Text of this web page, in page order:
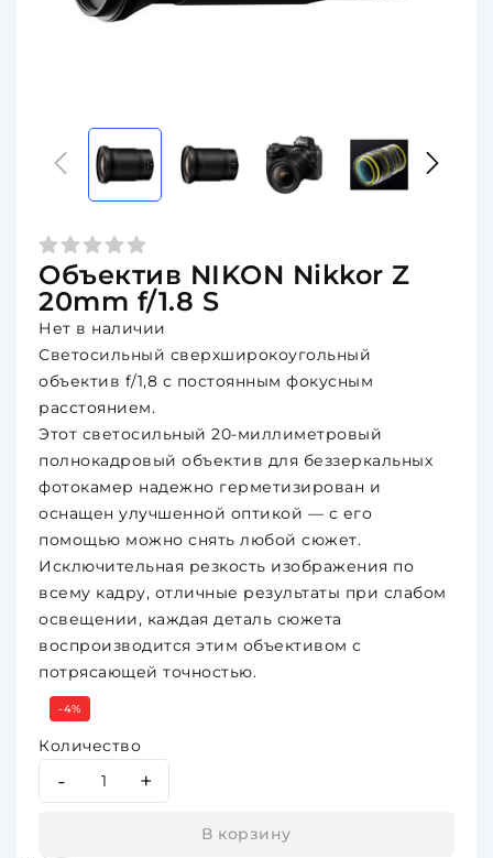
Объектив NIKON Nikkor Z
20mm f/1.8 S
Нет в наличии
Светосильный сверхширокоугольный
объектив f/1,8 с постоянным фокусным
расстоянием.
Этот светосильный 20-миллиметровый
полнокадровый объектив для беззеркальных
фотокамер надежно герметизирован и
оснащен улучшенной оптикой — с его
помощью можно снять любой сюжет.
Исключительная резкость изображения по
всему кадру, отличные результаты при слабом
освещении, каждая деталь сюжета
воспроизводится этим объективом с
потрясающей точностью.
-4%
Количество
- +
В корзину